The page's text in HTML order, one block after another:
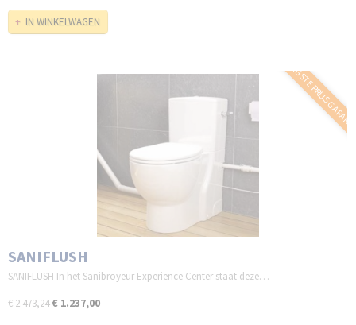
IN WINKELWAGEN
LAAGSTE PRIJS
SANIFLUSH
SANIFLUSH In het Sanibroyeur Experience Center staat deze…
€ 2.473,24€ 1.237,00